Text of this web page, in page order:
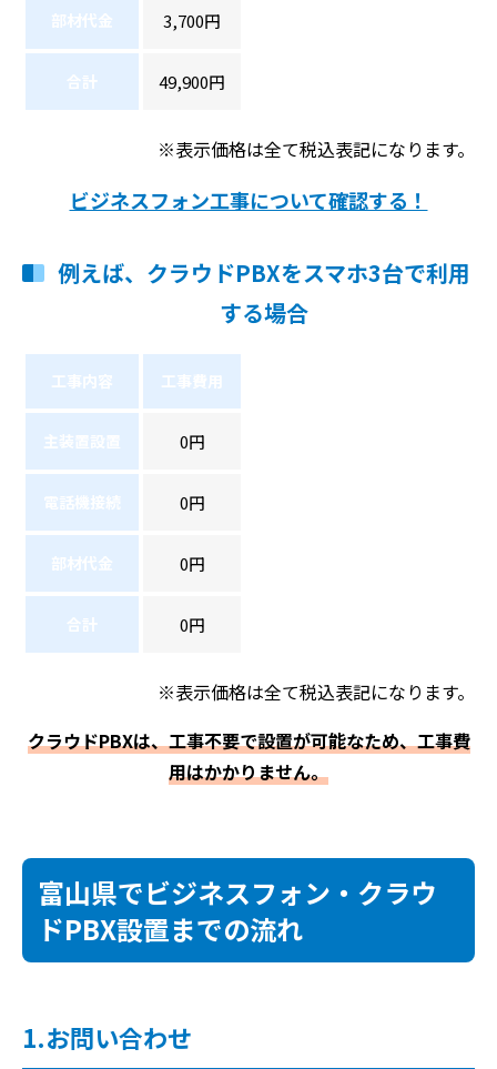
部材代金 3,700円
合計 49,900円
※表示価格は全て税込表記になります。
ビジネスフォン工事について確認する！
例えば、クラウドPBXをスマホ3台で利用
する場合
工事内容 工事費用
主装置設置 0円
電話機接続 0円
部材代金 0円
合計 0円
※表示価格は全て税込表記になります。
クラウドPBXは、工事不要で設置が可能なため、工事費
用はかかりません。
富山県でビジネスフォン・クラウ
ドPBX設置までの流れ
1.お問い合わせ